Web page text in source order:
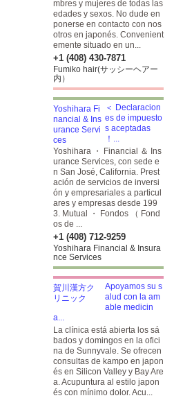
mbres y mujeres de todas las
edades y sexos. No dude en
ponerse en contacto con nos
otros en japonés. Convenient
emente situado en un...
+1 (408) 430-7871
Fumiko hair(サッシーヘアー
内）
＜ Declaracion
es de impuesto
s aceptadas
！...
Yoshihara ・ Financial ＆ Ins
urance Services, con sede e
n San José, California. Prest
ación de servicios de inversi
ón y empresariales a particul
ares y empresas desde 199
3. Mutual ・ Fondos （ Fond
os de ...
+1 (408) 712-9259
Yoshihara Financial & Insura
nce Services
Apoyamos su s
alud con la am
able medicin
a...
La clínica está abierta los sá
bados y domingos en la ofici
na de Sunnyvale. Se ofrecen
consultas de kampo en japon
és en Silicon Valley y Bay Are
a. Acupuntura al estilo japon
és con mínimo dolor. Acu...